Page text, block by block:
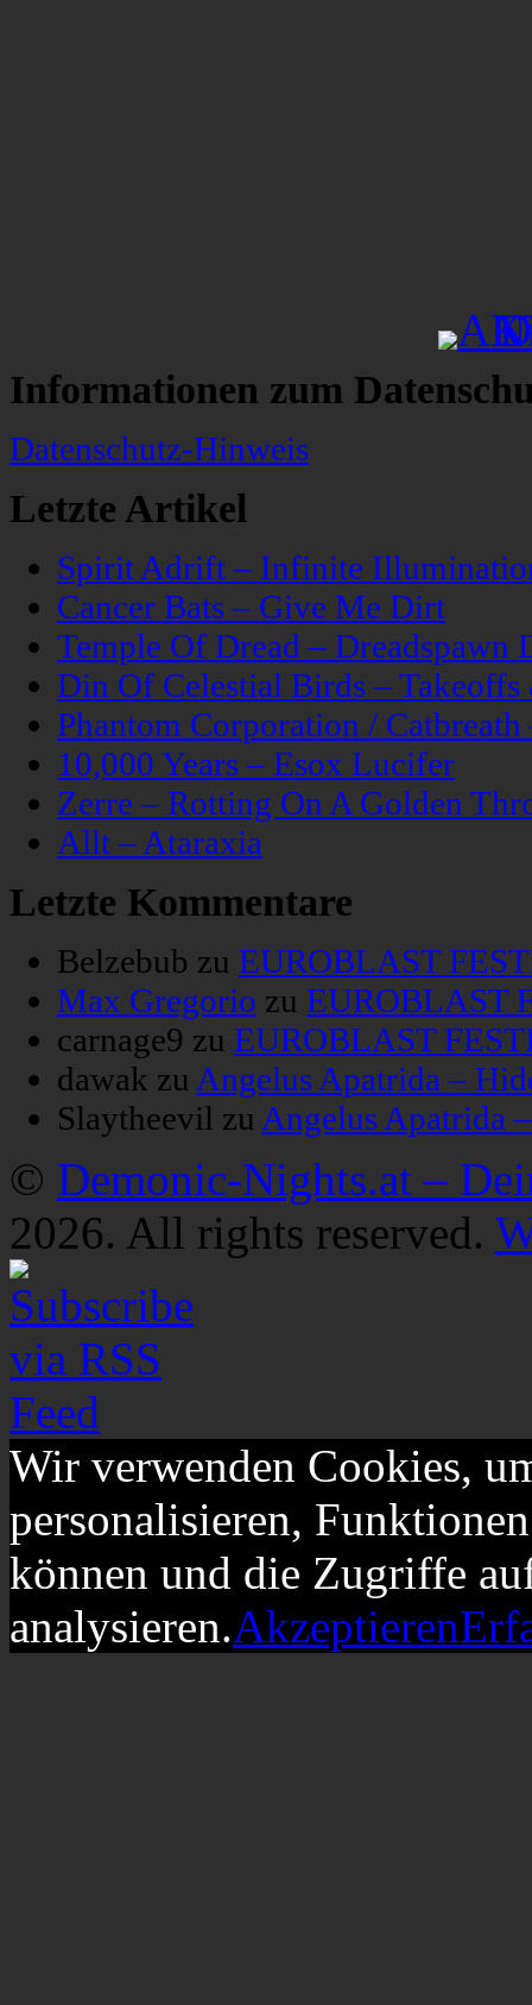
Informationen zum
Datenschutz-Hinweis
Letzte Artikel
Spirit Adrift – Infinite
Cancer Bats – Give Me Dirt
Temple Of Dread – Dreadspawn
Din Of Celestial Birds –
Phantom Corporation /
10,000 Years – Esox Lucifer
Zerre – Rotting On A Golden
Allt – Ataraxia
Letzte Kommentare
Belzebub zu EUROBLAST
Max Gregorio zu EUROBLAST
carnage9 zu EUROBLAST
dawak zu Angelus Apatrida –
Slaytheevil zu Angelus Apatrida
© Demonic-Nights.at –
2026. All rights reserved.
Wir verwenden Cookies,
personalisieren,
können und die Zugriffe
analysieren.Akzeptieren